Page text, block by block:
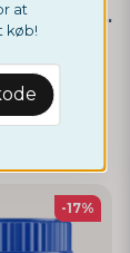
Drogtest – 5 Forskellige Stoffer
-17%
at
køb!